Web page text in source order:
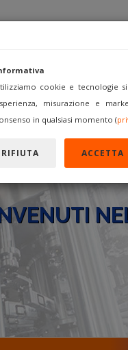
ACQUISTA
cookie e tecnologie
misurazione e
in qualsiasi momento (
RIFIUTA ACCETTA